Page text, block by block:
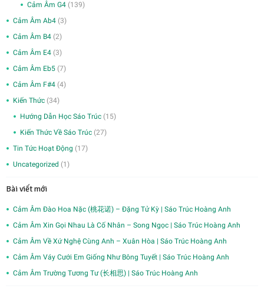
Cảm Âm G4 (139)
Cảm Âm Ab4 (3)
Cảm Âm B4 (2)
Cảm Âm E4 (3)
Cảm Âm Eb5 (7)
Cảm Âm F#4 (4)
Kiến Thức (34)
Hướng Dẫn Học Sáo Trúc (15)
Kiến Thức Về Sáo Trúc (27)
Tin Tức Hoạt Động (17)
Uncategorized (1)
Bài viết mới
Cảm Âm Đào Hoa Nặc (桃花诺) – Đặng Tử Kỳ | Sáo Trúc Hoàng Anh
Cảm Âm Xin Gọi Nhau Là Cố Nhân – Song Ngọc | Sáo Trúc Hoàng Anh
Cảm Âm Về Xứ Nghệ Cùng Anh – Xuân Hòa | Sáo Trúc Hoàng Anh
Cảm Âm Váy Cưới Em Giống Như Bông Tuyết | Sáo Trúc Hoàng Anh
Cảm Âm Trường Tương Tư (长相思) | Sáo Trúc Hoàng Anh